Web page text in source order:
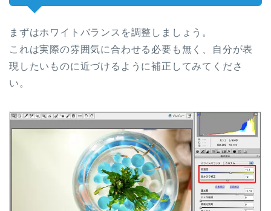
まずはホワイトバランスを調整しましょう。
これは実際の雰囲気に合わせる必要も無く、自分が表
現したいものに近づけるように補正してみてくださ
い。